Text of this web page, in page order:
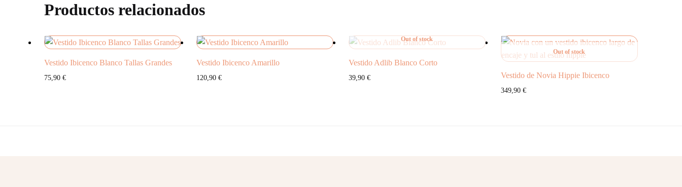
Productos relacionados
Vestido Ibicenco Blanco Tallas Grandes
75,90€
Vestido Ibicenco Amarillo
120,90 €
Out of stock
Vestido Adlib Blanco Corto
39,90 €
Out of stock
Vestido de Novia Hippie Ibicenco
349,90 €